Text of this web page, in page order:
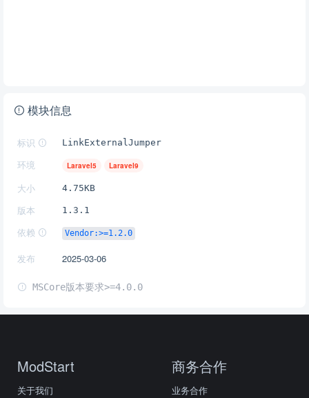
模块信息
标识 LinkExternalJumper
环境 Laravel5 Laravel9
大小 4.75KB
版本 1.3.1
依赖 Vendor:>=1.2.0
发布 2025-03-06
MSCore版本要求>=4.0.0
ModStart
关于我们
商务合作
业务合作